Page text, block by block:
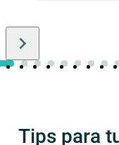
keyboard_arrow_right
Tips para